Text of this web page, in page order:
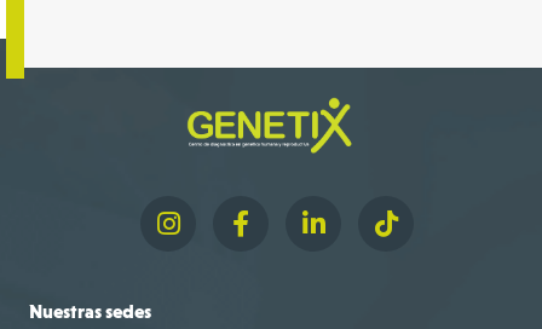
Nuestrassedes